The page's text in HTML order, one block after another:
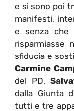
e si sono poi
manifesti,
e senza che
risparmiasse
sfiducia e
Carmine
del PD,
dalla Giunta
tutti e tre